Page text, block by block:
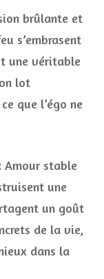
brûlante et
s’embrasent
une véritable
lot
que l’égo ne
: Amour stable
une
un goût
de la vie,
dans la